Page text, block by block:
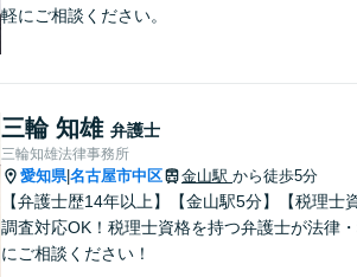
軽にご相談ください。
三輪 知雄 弁護士
三輪知雄法律事務所
愛知県|名古屋市中区 金山駅 から徒歩5分
【弁護士歴14年以上】【金山駅5分】【税理
調査対応OK！税理士資格を持つ弁護士が法律
にご相談ください！